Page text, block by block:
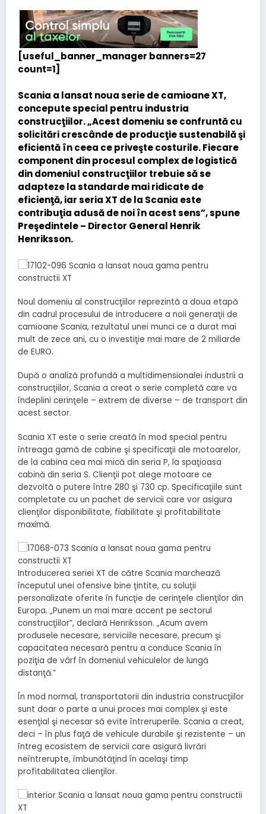
[useful_banner_manager banners=27
count=1]
Scania a lansat noua serie de camioane XT,
concepute special pentru industria
construcţiilor. „Acest domeniu se confruntă cu
solicitări crescânde de producţie sustenabilă şi
eficientă în ceea ce priveşte costurile. Fiecare
component din procesul complex de logistică
din domeniul construcţiilor trebuie să se
adapteze la standarde mai ridicate de
eficienţă, iar seria XT de la Scania este
contribuţia adusă de noi în acest sens”, spune
Preşedintele – Director General Henrik
Henriksson.
Noul domeniu al construcţiilor reprezintă a doua etapă
din cadrul procesului de introducere a noii generaţii de
camioane Scania, rezultatul unei munci ce a durat mai
mult de zece ani, cu o investiţie mai mare de 2 miliarde
de EURO.
După o analiză profundă a multidimensionalei industrii a
construcţiilor, Scania a creat o serie completă care va
îndeplini cerinţele – extrem de diverse – de transport din
acest sector.
Scania XT este o serie creată în mod special pentru
întreaga gamă de cabine şi specificaţii ale motoarelor,
de la cabina cea mai mică din seria P, la spaţioasa
cabină din seria S. Clienţii pot alege motoare ce
dezvoltă o putere între 280 şi 730 cp. Specificaţiile sunt
completate cu un pachet de servicii care vor asigura
clienţilor disponibilitate, fiabilitate şi profitabilitate
maximă.
Introducerea seriei XT de către Scania marchează
începutul unei ofensive bine ţintite, cu soluţii
personalizate oferite în funcţie de cerinţele clienţilor din
Europa. „Punem un mai mare accent pe sectorul
construcţiilor”, declară Henriksson. „Acum avem
produsele necesare, serviciile necesare, precum şi
capacitatea necesară pentru a conduce Scania în
poziţia de vârf în domeniul vehiculelor de lungă
distanţă.”
În mod normal, transportatorii din industria construcţiilor
sunt doar o parte a unui proces mai complex şi este
esenţial şi necesar să evite întreruperile. Scania a creat,
deci – în plus faţă de vehicule durabile şi rezistente – un
întreg ecosistem de servicii care asigură livrări
neîntrerupte, îmbunătăţind în acelaşi timp
profitabilitatea clienţilor.